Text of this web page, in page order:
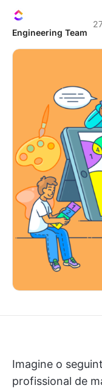
Engineering Team
Imagine o
profissional de